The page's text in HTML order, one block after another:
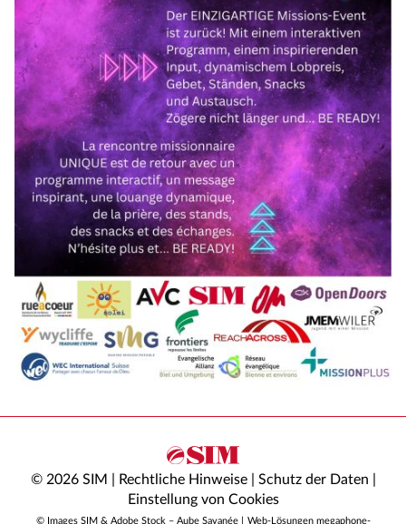
© 2026 SIM | Rechtliche Hinweise| Schutz der Daten
Einstellung von Cookies
© Images SIM & Adobe Stock – Aube Savanée | Web-Lösungen megaphone-